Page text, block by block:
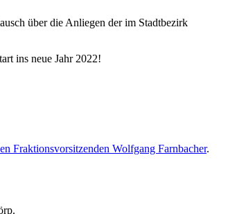
über die Anliegen der im Stadtbezirk
ins neue Jahr 2022!
Fraktionsvorsitzenden Wolfgang Farnbacher.